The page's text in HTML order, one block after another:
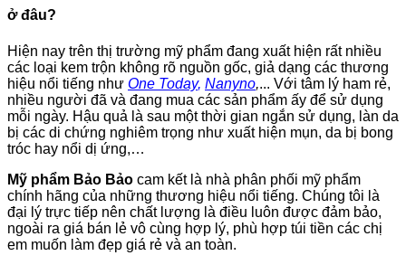
ở đâu?
Hiện nay trên thị trường mỹ phẩm đang xuất hiện rất nhiều
các loại kem trộn không rõ nguồn gốc, giả dạng các thương
hiệu nổi tiếng như One Today, Nanyno,... Với tâm lý ham rẻ,
nhiều người đã và đang mua các sản phẩm ấy để sử dụng
mỗi ngày. Hậu quả là sau một thời gian ngắn sử dụng, làn da
bị các di chứng nghiêm trọng như xuất hiện mụn, da bị bong
tróc hay nổi dị ứng,…
Mỹ phẩm Bảo Bảo cam kết là nhà phân phối mỹ phẩm
chính hãng của những thương hiệu nổi tiếng. Chúng tôi là
đại lý trực tiếp nên chất lượng là điều luôn được đảm bảo,
ngoài ra giá bán lẻ vô cùng hợp lý, phù hợp túi tiền các chị
em muốn làm đẹp giá rẻ và an toàn.